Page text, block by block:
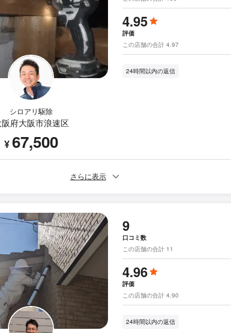
シロアリ駆除
阪府大阪市浪速区
¥67,500
4.95
評価
この店舗の合計 4.97
24時間以内の返信
さらに表示
9
口コミ数
この店舗の合計 11
4.96
評価
この店舗の合計 4.90
24時間以内の返信